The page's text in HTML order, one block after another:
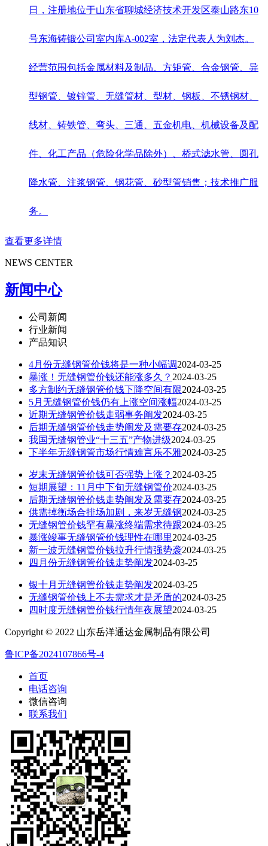
日，注册地位于山东省聊城经济技术开发区泰山路东10
号东海铸锻公司室内库A-002室，法定代表人为刘杰。
经营范围包括金属材料及制品、方矩管、合金钢管、异
型钢管、镀锌管、无缝管材、型材、钢板、不锈钢材、
线材、铸铁管、弯头、三通、五金机电、机械设备及配
件、化工产品（危险化学品除外）、桥式滤水管、圆孔
降水管、注浆钢管、钢花管、砂型管销售；技术推广服
务。
查看更多详情
NEWS CENTER
新闻中心
公司新闻
行业新闻
产品知识
4月份无缝钢管价钱将是一种小幅调2024-03-25
暴涨！无缝钢管价钱还能涨多久？ 2024-03-25
多方制约无缝钢管价钱下降空间有限2024-03-25
5月无缝钢管价钱仍有上涨空间涨幅2024-03-25
近期无缝钢管价钱走弱事务阐发2024-03-25
后期无缝钢管价钱走势阐发及需要存2024-03-25
我国无缝钢管业“十三五”产物进级2024-03-25
下半年无缝钢管市场行情难言乐不雅2024-03-25
岁末无缝钢管价钱可否强势上涨？ 2024-03-25
短期展望：11月中下旬无缝钢管价2024-03-25
后期无缝钢管价钱走势阐发及需要存2024-03-25
供需掉衡场合排场加剧，来岁无缝钢2024-03-25
无缝钢管价钱罕有暴涨终端需求待跟2024-03-25
暴涨竣事无缝钢管价钱理性在哪里2024-03-25
新一波无缝钢管价钱拉升行情强势袭2024-03-25
四月份无缝钢管价钱走势阐发2024-03-25
银十月无缝钢管价钱走势阐发2024-03-25
无缝钢管价钱上不去需求才是矛盾的2024-03-25
四时度无缝钢管价钱行情年夜展望2024-03-25
Copyright © 2022 山东岳洋通达金属制品有限公司
鲁ICP备2024107866号-4
首页
电话咨询
微信咨询
联系我们